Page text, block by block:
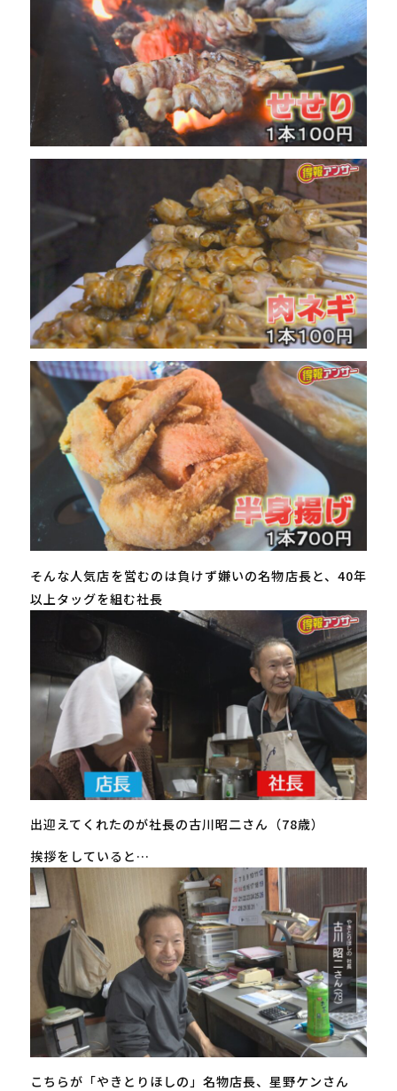
そんな人気店を営むのは負けず嫌いの名物店長と、40年
以上タッグを組む社長
出迎えてくれたのが社長の古川昭二さん（78歳）
挨拶をしていると…
こちらが「やきとりほしの」名物店長、星野ケンさん